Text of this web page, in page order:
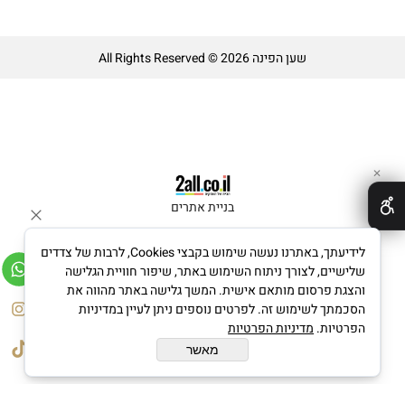
שען הפינה All Rights Reserved © 2026
בניית אתרים
✕
לידיעתך, באתרנו נעשה שימוש בקבצי Cookies, לרבות של צדדים
שלישיים, לצורך ניתוח השימוש באתר, שיפור חוויית הגלישה
והצגת פרסום מותאם אישית. המשך גלישה באתר מהווה את
הסכמתך לשימוש זה. לפרטים נוספים ניתן לעיין במדיניות
הפרטיות. מדיניות הפרטיות
מאשר